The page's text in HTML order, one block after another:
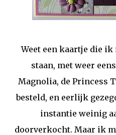
Weet een kaartje die ik
staan, met weer
Magnolia, de Princess
besteld, en eerlijk
instantie weinig
doorverkocht. Maar ik